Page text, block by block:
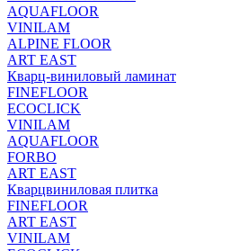
AQUAFLOOR
VINILAM
ALPINE FLOOR
ART EAST
Кварц-виниловый ламинат
FINEFLOOR
ECOCLICK
VINILAM
AQUAFLOOR
FORBO
ART EAST
Кварцвиниловая плитка
FINEFLOOR
ART EAST
VINILAM